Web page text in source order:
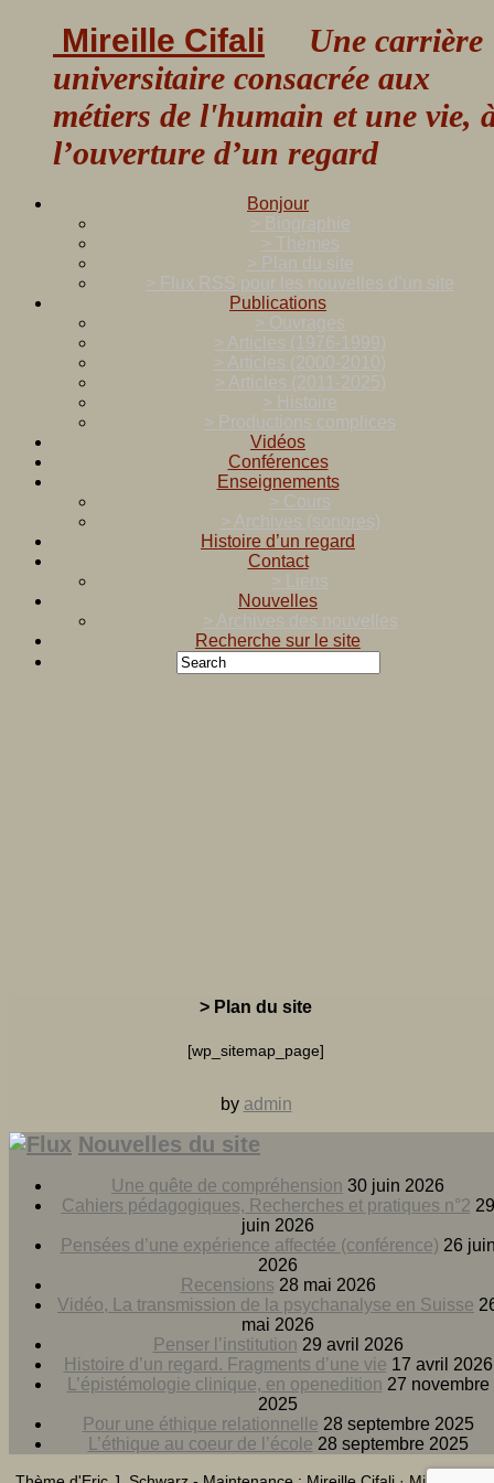
Mireille Cifali Une carrière
universitaire consacrée aux
métiers de l'humain et une vie,
l’ouverture d’un regard
Bonjour
> Biographie
> Thèmes
> Plan du site
> Flux RSS pour les nouvelles d’un site
Publications
> Ouvrages
> Articles (1976-1999)
> Articles (2000-2010)
> Articles (2011-2025)
> Histoire
> Productions complices
Vidéos
Conférences
Enseignements
> Cours
> Archives (sonores)
Histoire d’un regard
Contact
> Liens
Nouvelles
> Archives des nouvelles
Recherche sur le site
> Plan du site
[wp_sitemap_page]
by admin
Nouvelles du site
Une quête de compréhension 30 juin 2026
Cahiers pédagogiques, Recherches et pratiques n°2 29
juin 2026
Pensées d’une expérience affectée (conférence) 26
2026
Recensions 28 mai 2026
Vidéo, La transmission de la psychanalyse en Suisse
mai 2026
Penser l’institution 29 avril 2026
Histoire d’un regard. Fragments d’une vie 17 avril 2026
L’épistémologie clinique, en openedition 27 novembre
2025
Pour une éthique relationnelle 28 septembre 2025
L’éthique au coeur de l’école 28 septembre 2025